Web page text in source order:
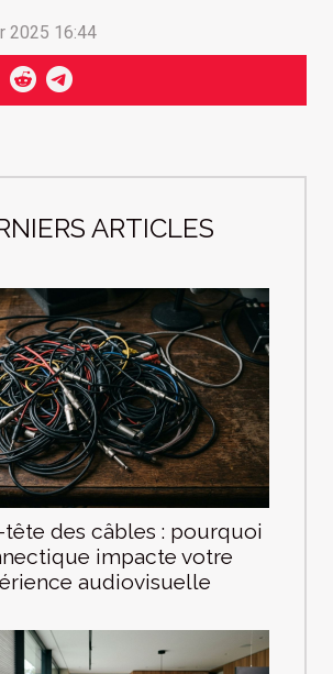
ARTICLES
tête des câbles : pourquoi
impacte votre
audiovisuelle
2025 16:44